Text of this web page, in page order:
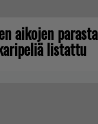
aikojen parasta
listattu